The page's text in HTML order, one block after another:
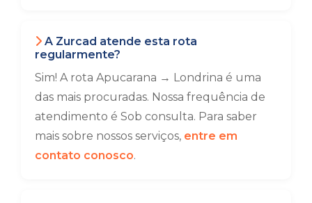
A Zurcad atende esta rota
regularmente?
Sim! A rota Apucarana → Londrina é uma
das mais procuradas. Nossa frequência de
atendimento é Sob consulta. Para saber
mais sobre nossos serviços, entre em
contato conosco.